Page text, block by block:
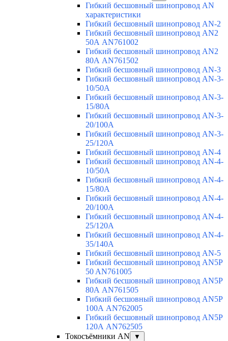
Гибкий бесшовный шинопровод AN
характеристики
Гибкий бесшовный шинопровод AN-2
Гибкий бесшовный шинопровод AN2
50А AN761002
Гибкий бесшовный шинопровод AN2
80А AN761502
Гибкий бесшовный шинопровод AN-3
Гибкий бесшовный шинопровод AN-3-
10/50A
Гибкий бесшовный шинопровод AN-3-
15/80A
Гибкий бесшовный шинопровод AN-3-
20/100A
Гибкий бесшовный шинопровод AN-3-
25/120A
Гибкий бесшовный шинопровод AN-4
Гибкий бесшовный шинопровод AN-4-
10/50A
Гибкий бесшовный шинопровод AN-4-
15/80A
Гибкий бесшовный шинопровод AN-4-
20/100A
Гибкий бесшовный шинопровод AN-4-
25/120A
Гибкий бесшовный шинопровод AN-4-
35/140A
Гибкий бесшовный шинопровод AN-5
Гибкий бесшовный шинопровод AN5P
50 AN761005
Гибкий бесшовный шинопровод AN5P
80А AN761505
Гибкий бесшовный шинопровод AN5P
100А AN762005
Гибкий бесшовный шинопровод AN5P
120А AN762505
Токосъёмники AN
▼